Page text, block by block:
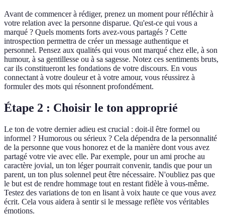
Avant de commencer à rédiger, prenez un moment pour réfléchir à
votre relation avec la personne disparue. Qu'est-ce qui vous a
marqué ? Quels moments forts avez-vous partagés ? Cette
introspection permettra de créer un message authentique et
personnel. Pensez aux qualités qui vous ont marqué chez elle, à son
humour, à sa gentillesse ou à sa sagesse. Notez ces sentiments bruts,
car ils constitueront les fondations de votre discours. En vous
connectant à votre douleur et à votre amour, vous réussirez à
formuler des mots qui résonnent profondément.
Étape 2 : Choisir le ton approprié
Le ton de votre dernier adieu est crucial : doit-il être formel ou
informel ? Humorous ou sérieux ? Cela dépendra de la personnalité
de la personne que vous honorez et de la manière dont vous avez
partagé votre vie avec elle. Par exemple, pour un ami proche au
caractère jovial, un ton léger pourrait convenir, tandis que pour un
parent, un ton plus solennel peut être nécessaire. N'oubliez pas que
le but est de rendre hommage tout en restant fidèle à vous-même.
Testez des variations de ton en lisant à voix haute ce que vous avez
écrit. Cela vous aidera à sentir si le message reflète vos véritables
émotions.